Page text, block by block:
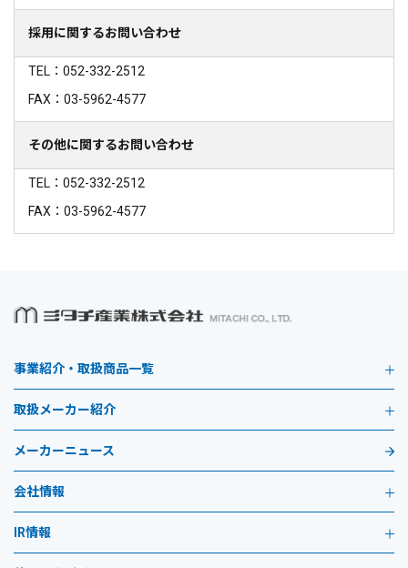
採用に関するお問い合わせ
TEL：052-332-2512
FAX：03-5962-4577
その他に関するお問い合わせ
TEL：052-332-2512
FAX：03-5962-4577
事業紹介・取扱商品一覧
取扱メーカー紹介
メーカーニュース
会社情報
IR情報